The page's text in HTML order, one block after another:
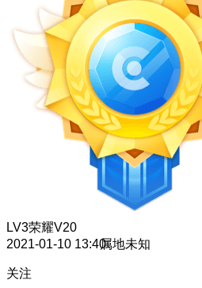
LV3荣耀V20
2021-01-10 13:40属地未知
关注